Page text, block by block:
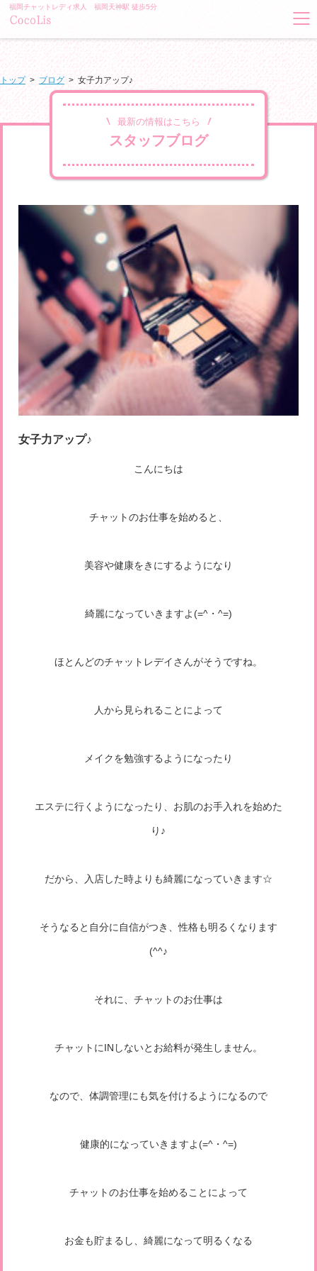
福岡チャットレディ求人 福岡天神駅 徒歩5分
トップ> ブログ > 女子力アップ♪
最新の情報はこちら
スタッフブログ
女子力アップ♪
こんにちは
チャットのお仕事を始めると、
美容や健康をきにするようになり
綺麗になっていきますよ(=^・^=)
ほとんどのチャットレデイさんがそうですね。
人から見られることによって
メイクを勉強するようになったり
エステに行くようになったり、お肌のお手入れを始めた
り♪
だから、入店した時よりも綺麗になっていきます☆
そうなると自分に自信がつき、性格も明るくなります
(^^♪
それに、チャットのお仕事は
チャットにINしないとお給料が発生しません。
なので、体調管理にも気を付けるようになるので
健康的になっていきますよ(=^・^=)
チャットのお仕事を始めることによって
お金も貯まるし、綺麗になって明るくなる